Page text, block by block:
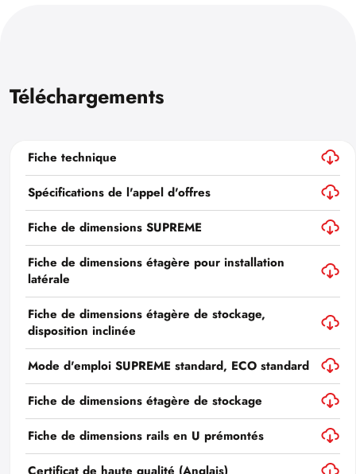
Téléchargements
Fiche technique
Spécifications de l'appel d'offres
Fiche de dimensions SUPREME
Fiche de dimensions étagère pour installation
latérale
Fiche de dimensions étagère de stockage,
disposition inclinée
Mode d'emploi SUPREME standard, ECO standard
Fiche de dimensions étagère de stockage
Fiche de dimensions rails en U prémontés